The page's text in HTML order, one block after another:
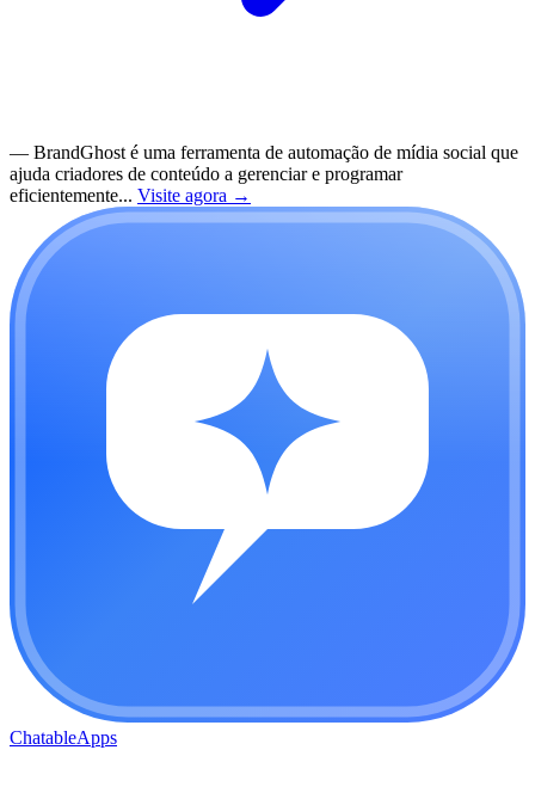
— BrandGhost é uma ferramenta de automação de mídia social que
ajuda criadores de conteúdo a gerenciar e programar
eficientemente... Visite agora →
ChatableApps